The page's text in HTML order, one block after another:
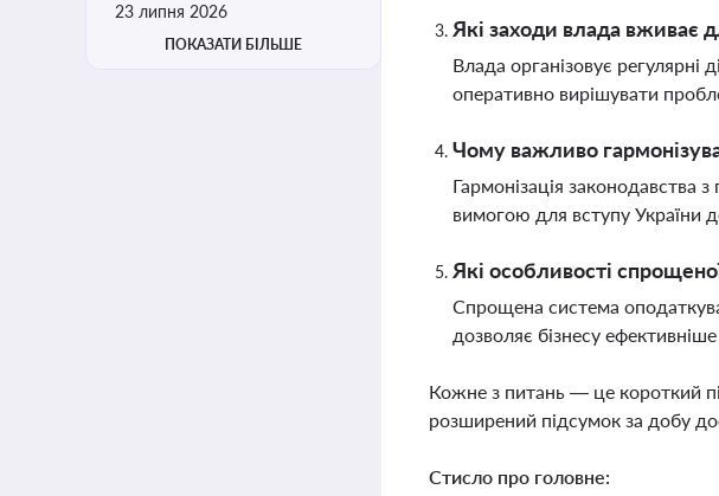
23 липня 2026
ПОКАЗАТИ БІЛЬШЕ
Які заходи влада вживає
Влада організовує
оперативно вирішувати
Чому важливо
Гармонізація
вимогою для вступу України
Які особливості
Спрощена система
дозволяє бізнесу
Кожне з питань — це короткий
розширений підсумок за добу
Стисло про головне: